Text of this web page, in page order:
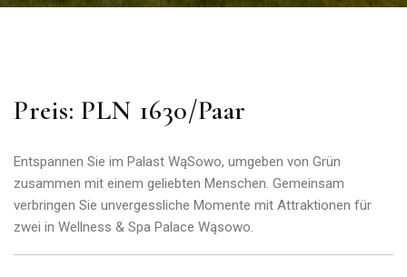
Preis: PLN 1630/Paar
Entspannen Sie im Palast WąSowo, umgeben von Grün
zusammen mit einem geliebten Menschen. Gemeinsam
verbringen Sie unvergessliche Momente mit Attraktionen für
zwei in Wellness & Spa Palace Wąsowo.